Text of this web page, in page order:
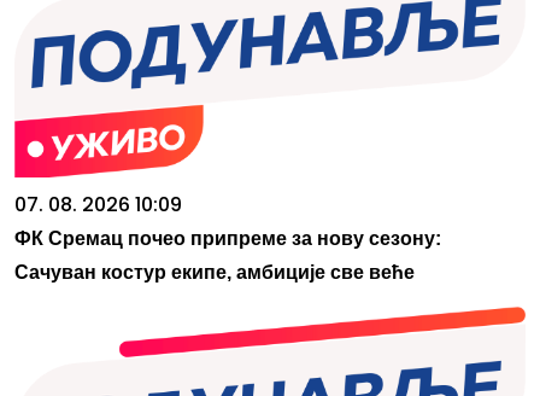
07. 08. 2026 10:09
ФК Сремац почео припреме за нову сезону:
Сачуван костур екипе, амбиције све веће